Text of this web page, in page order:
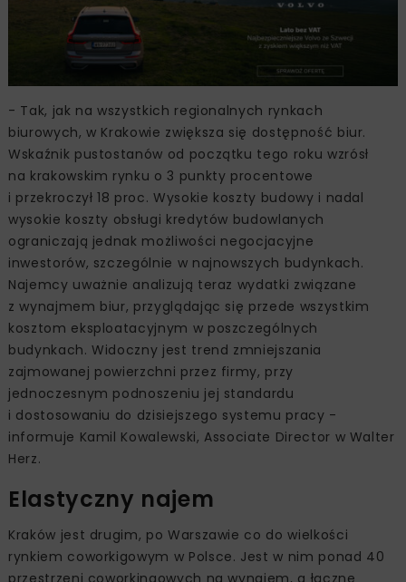
- Tak, jak na wszystkich regionalnych rynkach
biurowych, w Krakowie zwiększa się dostępność biur.
Wskaźnik pustostanów od początku tego roku wzrósł
na krakowskim rynku o 3 punkty procentowe
i przekroczył 18 proc. Wysokie koszty budowy i nadal
wysokie koszty obsługi kredytów budowlanych
ograniczają jednak możliwości negocjacyjne
inwestorów, szczególnie w najnowszych budynkach.
Najemcy uważnie analizują teraz wydatki związane
z wynajmem biur, przyglądając się przede wszystkim
kosztom eksploatacyjnym w poszczególnych
budynkach. Widoczny jest trend zmniejszania
zajmowanej powierzchni przez firmy, przy
jednoczesnym podnoszeniu jej standardu
i dostosowaniu do dzisiejszego systemu pracy -
informuje Kamil Kowalewski, Associate Director w Walter
Herz.
Elastyczny najem
Kraków jest drugim, po Warszawie co do wielkości
rynkiem coworkigowym w Polsce. Jest w nim ponad 40